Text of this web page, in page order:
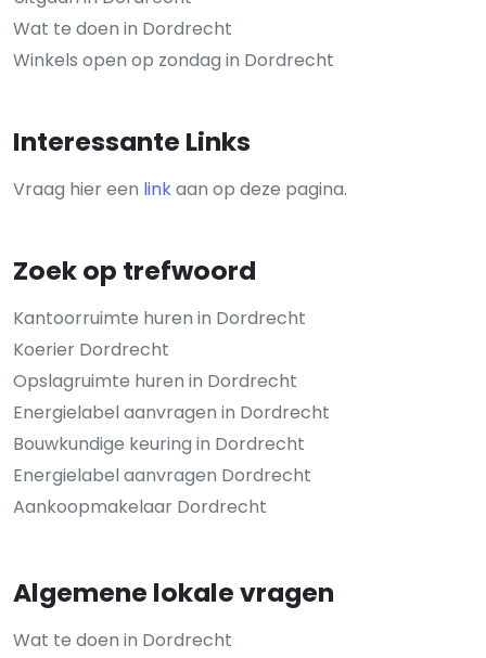
Wat te doen in Dordrecht
Winkels open op zondag in Dordrecht
Interessante Links
Vraag hier een linkaan op deze pagina.
Zoek op trefwoord
Kantoorruimte huren in Dordrecht
Koerier Dordrecht
Opslagruimte huren in Dordrecht
Energielabel aanvragen in Dordrecht
Bouwkundige keuring in Dordrecht
Energielabel aanvragen Dordrecht
Aankoopmakelaar Dordrecht
Algemene lokale vragen
Wat te doen in Dordrecht